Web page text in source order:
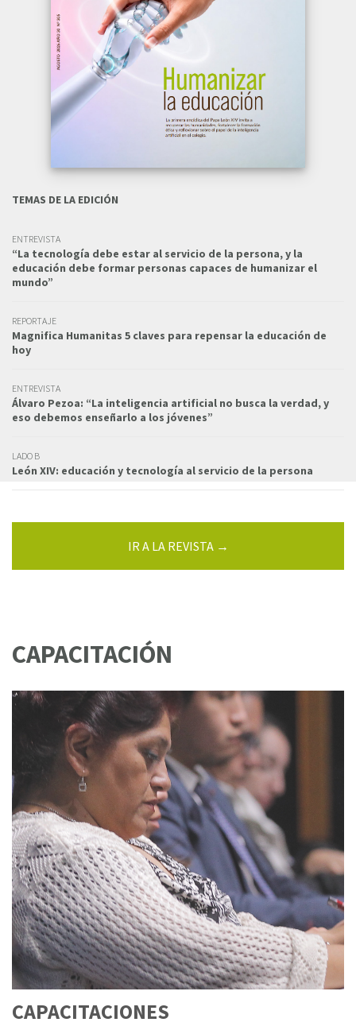
TEMAS DE LA EDICIÓN
ENTREVISTA
“La tecnología debe estar al servicio de la persona, y la
educación debe formar personas capaces de humanizar el
mundo”
REPORTAJE
Magnifica Humanitas 5 claves para repensar la educación de
hoy
ENTREVISTA
Álvaro Pezoa: “La inteligencia artificial no busca la verdad, y
eso debemos enseñarlo a los jóvenes”
LADO B
León XIV: educación y tecnología al servicio de la persona
IR A LA REVISTA →
CAPACITACIÓN
CAPACITACIONES